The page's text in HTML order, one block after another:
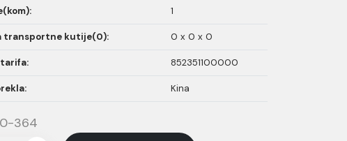
1
transportne kutije(0): 0 x 0 x 0
852351100000
Kina
364